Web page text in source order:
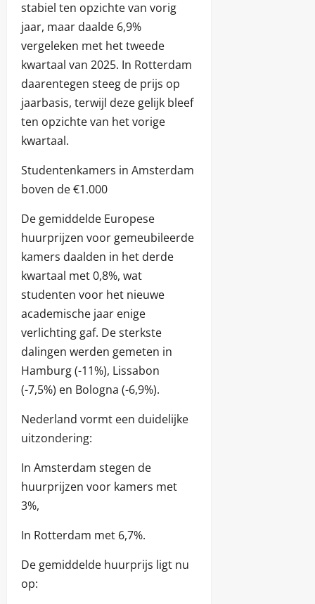
stabiel ten opzichte van vorig
jaar, maar daalde 6,9%
vergeleken met het tweede
kwartaal van 2025. In Rotterdam
daarentegen steeg de prijs op
jaarbasis, terwijl deze gelijk bleef
ten opzichte van het vorige
kwartaal.
Studentenkamers in Amsterdam
boven de €1.000
De gemiddelde Europese
huurprijzen voor gemeubileerde
kamers daalden in het derde
kwartaal met 0,8%, wat
studenten voor het nieuwe
academische jaar enige
verlichting gaf. De sterkste
dalingen werden gemeten in
Hamburg (-11%), Lissabon
(-7,5%) en Bologna (-6,9%).
Nederland vormt een duidelijke
uitzondering:
In Amsterdam stegen de
huurprijzen voor kamers met
3%,
In Rotterdam met 6,7%.
De gemiddelde huurprijs ligt nu
op: